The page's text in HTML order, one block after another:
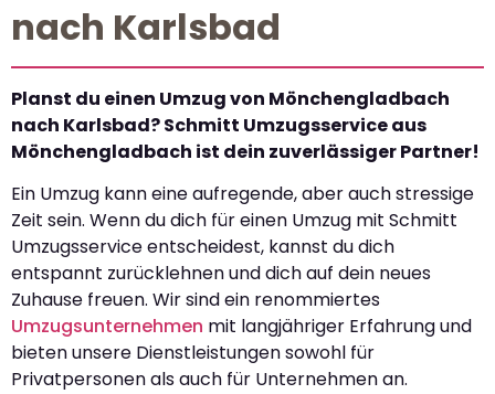
nach Karlsbad
Planst du einen Umzug von Mönchengladbach
nach Karlsbad? Schmitt Umzugsservice aus
Mönchengladbach ist dein zuverlässiger Partner!
Ein Umzug kann eine aufregende, aber auch stressige
Zeit sein. Wenn du dich für einen Umzug mit Schmitt
Umzugsservice entscheidest, kannst du dich
entspannt zurücklehnen und dich auf dein neues
Zuhause freuen. Wir sind ein renommiertes
Umzugsunternehmen mit langjähriger Erfahrung und
bieten unsere Dienstleistungen sowohl für
Privatpersonen als auch für Unternehmen an.